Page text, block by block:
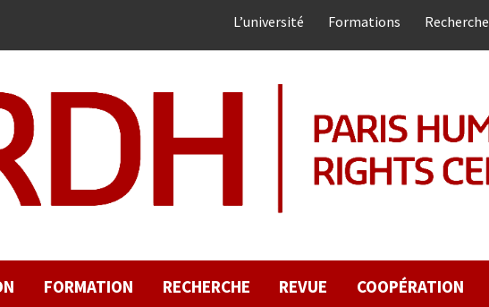
L’université Formations Recherche
FORMATION RECHERCHE REVUE COOPÉRATION